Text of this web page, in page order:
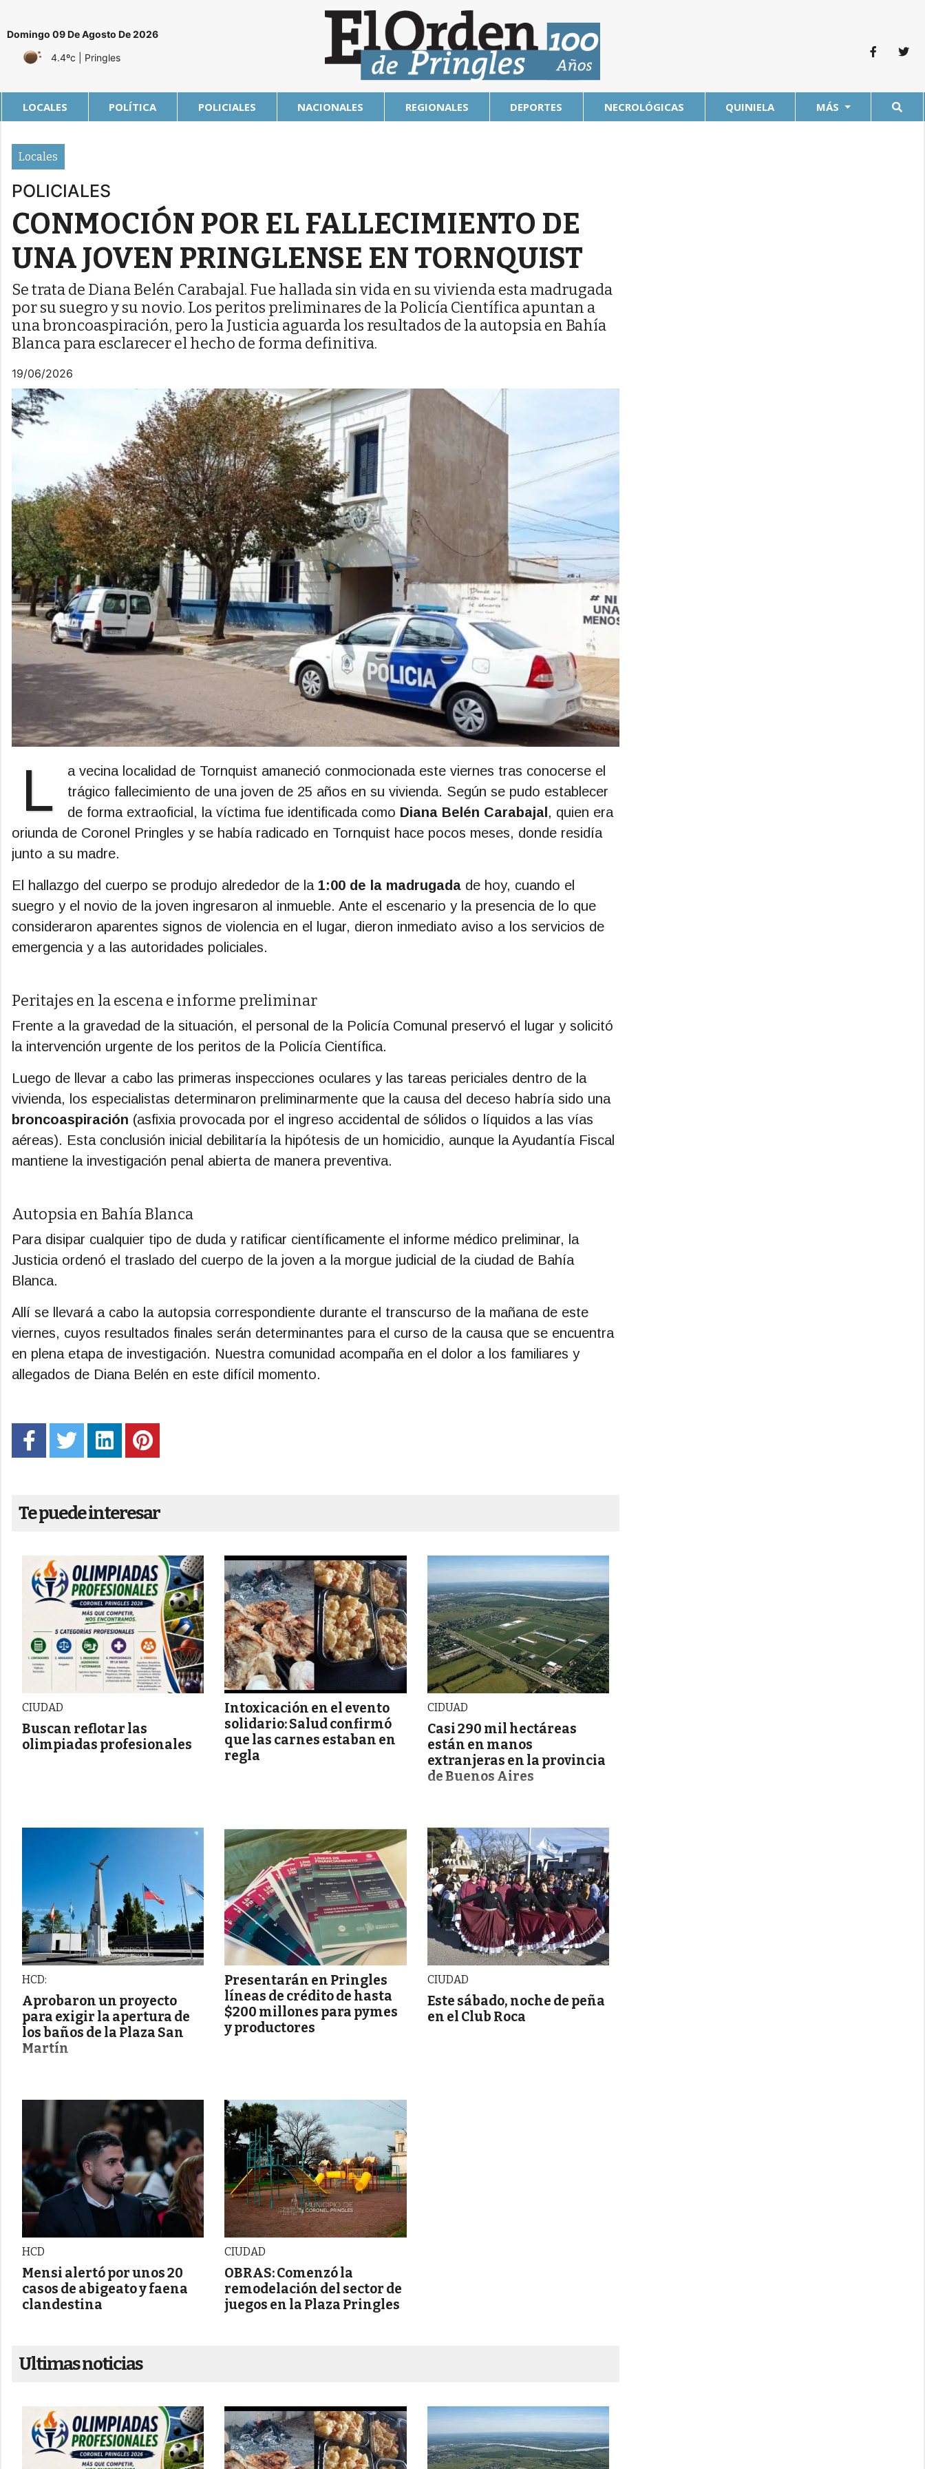
Domingo 09 De Agosto De 2026
4.4ºc
| Pringles
LOCALES POLÍTICA POLICIALES NACIONALES REGIONALES DEPORTES NECROLÓGICAS QUINIELA MÁS
Locales
POLICIALES
CONMOCIÓN POR EL FALLECIMIENTO DE
UNA JOVEN PRINGLENSE EN TORNQUIST
Se trata de Diana Belén Carabajal. Fue hallada sin vida en su vivienda esta madrugada
por su suegro y su novio. Los peritos preliminares de la Policía Científica apuntan a
una broncoaspiración, pero la Justicia aguarda los resultados de la autopsia en Bahía
Blanca para esclarecer el hecho de forma definitiva.
19/06/2026
L
a vecina localidad de Tornquist amaneció conmocionada este viernes tras conocerse el
trágico fallecimiento de una joven de 25 años en su vivienda. Según se pudo establecer
de forma extraoficial, la víctima fue identificada como Diana Belén Carabajal , quien era
oriunda de Coronel Pringles y se había radicado en Tornquist hace pocos meses, donde residía
junto a su madre.
El hallazgo del cuerpo se produjo alrededor de la 1:00 de la madrugada de hoy, cuando el
suegro y el novio de la joven ingresaron al inmueble. Ante el escenario y la presencia de lo que
consideraron aparentes signos de violencia en el lugar, dieron inmediato aviso a los servicios de
emergencia y a las autoridades policiales.
Peritajes en la escena e informe preliminar
Frente a la gravedad de la situación, el personal de la Policía Comunal preservó el lugar y solicitó
la intervención urgente de los peritos de la Policía Científica.
Luego de llevar a cabo las primeras inspecciones oculares y las tareas periciales dentro de la
vivienda, los especialistas determinaron preliminarmente que la causa del deceso habría sido una
broncoaspiración (asfixia provocada por el ingreso accidental de sólidos o líquidos a las vías
aéreas). Esta conclusión inicial debilitaría la hipótesis de un homicidio, aunque la Ayudantía Fiscal
mantiene la investigación penal abierta de manera preventiva.
Autopsia en Bahía Blanca
Para disipar cualquier tipo de duda y ratificar científicamente el informe médico preliminar, la
Justicia ordenó el traslado del cuerpo de la joven a la morgue judicial de la ciudad de Bahía
Blanca.
Allí se llevará a cabo la autopsia correspondiente durante el transcurso de la mañana de este
viernes, cuyos resultados finales serán determinantes para el curso de la causa que se encuentra
en plena etapa de investigación. Nuestra comunidad acompaña en el dolor a los familiares y
allegados de Diana Belén en este difícil momento.
Te puede interesar
CIUDAD
Buscan reflotar las
olimpiadas profesionales
Intoxicación en el evento
solidario: Salud confirmó
que las carnes estaban en
regla
CIDUAD
Casi 290 mil hectáreas
están en manos
extranjeras en la provincia
de Buenos Aires
HCD:
Aprobaron un proyecto
para exigir la apertura de
los baños de la Plaza San
Martín
Presentarán en Pringles
líneas de crédito de hasta
$200 millones para pymes
y productores
CIUDAD
Este sábado, noche de peña
en el Club Roca
HCD
Mensi alertó por unos 20
casos de abigeato y faena
clandestina
CIUDAD
OBRAS: Comenzó la
remodelación del sector de
juegos en la Plaza Pringles
Ultimas noticias